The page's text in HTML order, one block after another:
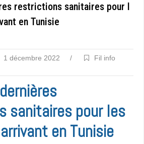
restrictions sanitaires pour l
en Tunisie
1 décembre 2022 /
Fil info
sanitaires pour les
en Tunisie